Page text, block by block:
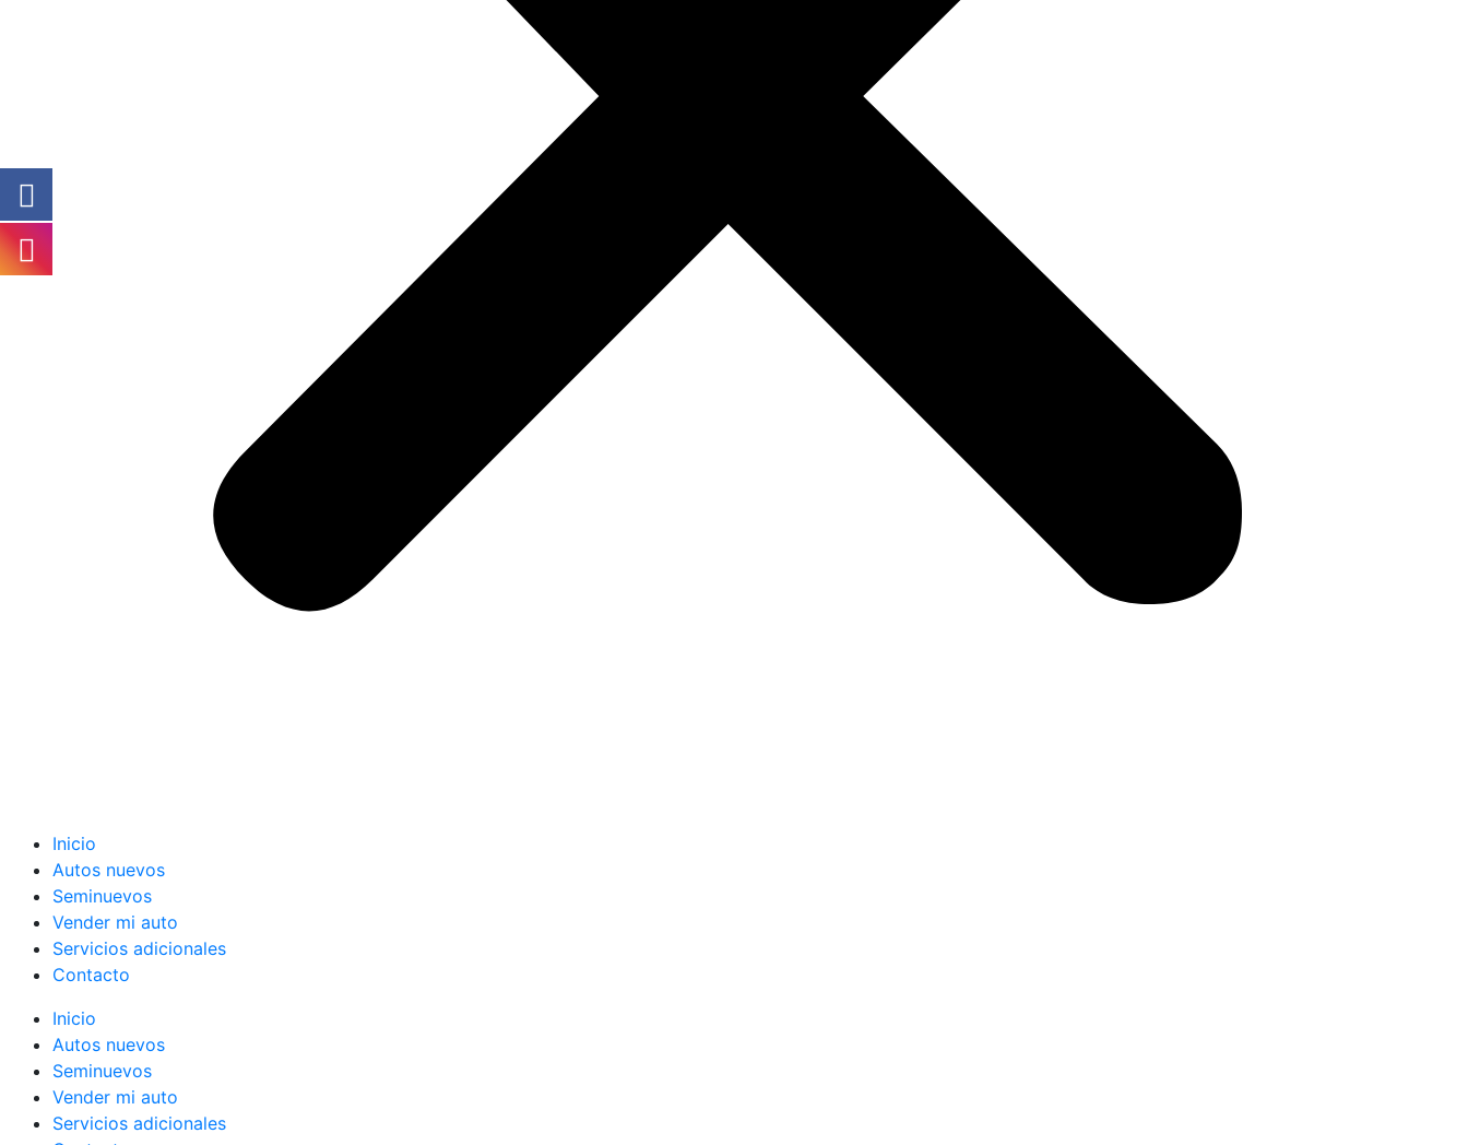
Inicio
Autos nuevos
Seminuevos
Vender mi auto
Servicios adicionales
Contacto
Inicio
Autos nuevos
Seminuevos
Vender mi auto
Servicios adicionales